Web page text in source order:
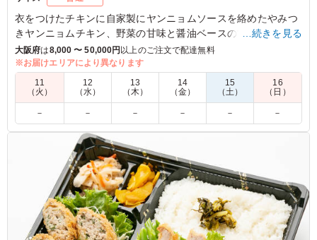
衣をつけたチキンに自家製にヤンニョムソースを絡めたやみつ
きヤンニョムチキン、野菜の甘味と醤油ベースの甘口の下味で
豚肉を炒め合わせたプルコギ。その名もコリアン弁当！
5.0 株式会社ライブロード
「ヤンニョムチキン＆プルコギ弁当」をいただきました
が、どちらも素晴らしい味でした。ヤンニョムチキンは甘
辛いタレがピリッと効いていて、やみつきになる美味し
さ。チキンは外はカリカリで、中はジューシーでした。プ
ルコギは柔らかい牛肉がたっぷりで、旨味が凝縮された甘
辛の味付けが絶妙。韓国風の味わいを存分に楽しめる一品
でした。
ご利用シーン：会議・セミナー› 研修
大阪府大阪市淀川区西中島2024/09/09
…続きを見る
大阪府は8,000 〜 50,000円 以上のご注文で配達無料
※お届けエリアにより異なります
11
（火）
12
（水）
13
（木）
14
（金）
15
（土）
16
（日）
－ － － － － －